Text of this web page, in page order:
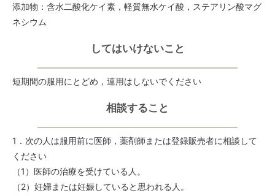
添加物：含水二酸化ケイ素，軽質無水ケイ酸，ステアリン酸マグ
ネシウム
してはいけないこと
短期間の服用にとどめ，連用はしないでください
相談すること
1．次の人は服用前に医師，薬剤師または登録販売者に相談して
ください
（1）医師の治療を受けている人。
（2）妊婦または妊娠していると思われる人。